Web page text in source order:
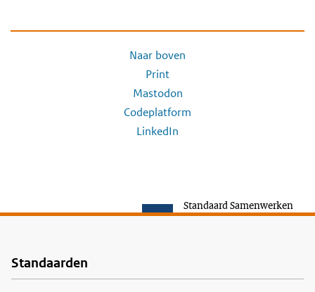
Naar boven
Print
Mastodon
Codeplatform
LinkedIn
Standaard Samenwerken
Voet
Standaarden